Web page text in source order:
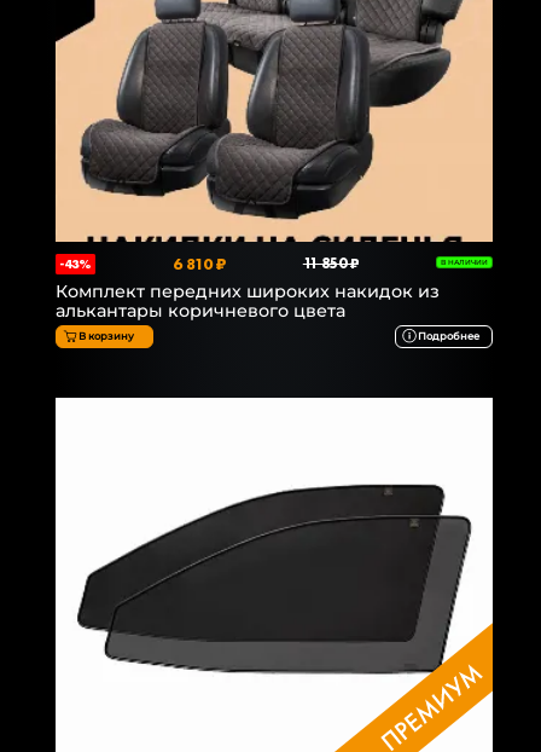
-43% 6 810 ₽ 11 850 ₽ В НАЛИЧИИ
Комплект передних широких накидок из
алькантары коричневого цвета
В корзину Подробнее